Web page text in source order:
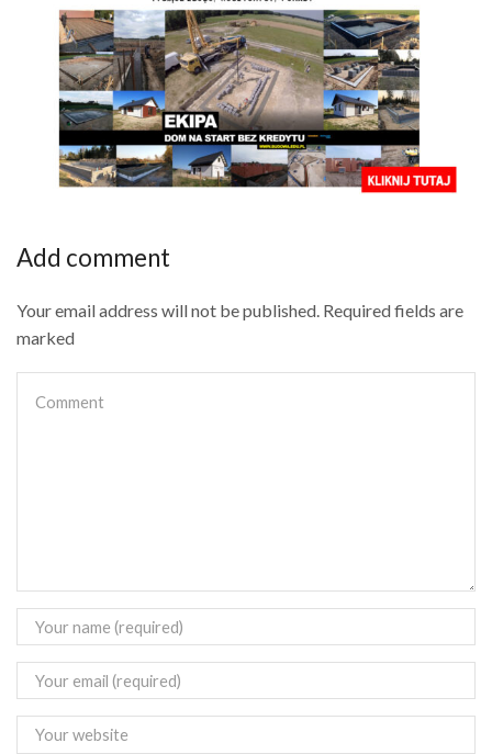
Add comment
Your email address will not be published. Required fields are
marked